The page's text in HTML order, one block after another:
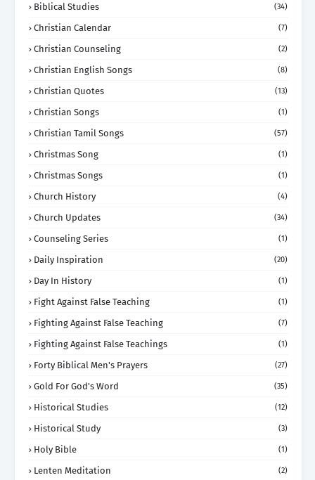
Biblical Studies (34)
Christian Calendar (7)
Christian Counseling (2)
Christian English Songs (8)
Christian Quotes (13)
Christian Songs (1)
Christian Tamil Songs (57)
Christmas Song (1)
Christmas Songs (1)
Church History (4)
Church Updates (34)
Counseling Series (1)
Daily Inspiration (20)
Day In History (1)
Fight Against False Teaching (1)
Fighting Against False Teaching (7)
Fighting Against False Teachings (1)
Forty Biblical Men's Prayers (27)
Gold For God's Word (35)
Historical Studies (12)
Historical Study (3)
Holy Bible (1)
Lenten Meditation (2)